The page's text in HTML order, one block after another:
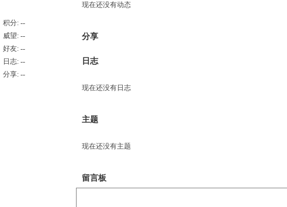
积分: --
威望: --
好友: --
日志: --
分享: --
现在还没有动态
分享
日志
现在还没有日志
主题
现在还没有主题
留言板